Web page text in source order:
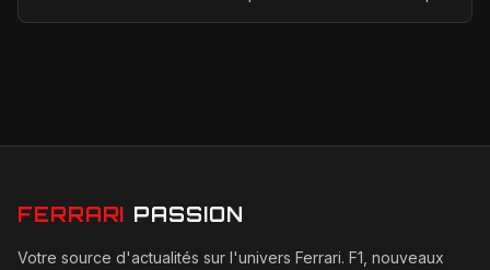
FERRARI PASSION
Votre source d'actualités sur l'univers Ferrari. F1, nouveaux